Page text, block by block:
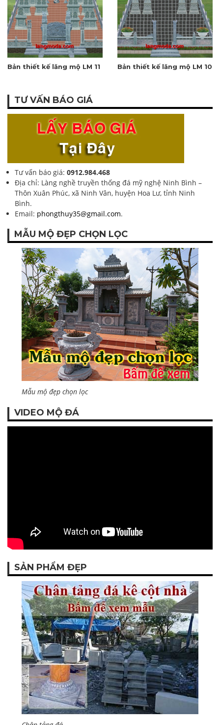
Bản thiết kế lăng mộ LM 11 Bản thiết kế lăng mộ LM 10
TƯ VẤN BÁO GIÁ
Tư vấn báo giá: 0912.984.468
Địa chỉ: Làng nghề truyền thống đá mỹ nghệ Ninh Bình –
Thôn Xuân Phúc, xã Ninh Vân, huyện Hoa Lư, tỉnh Ninh
Bình.
Email: phongthuy35@gmail.com.
MẪU MỘ ĐẸP CHỌN LỌC
Mẫu mộ đẹp chọn lọc
VIDEO MỘ ĐÁ
SẢN PHẨM ĐẸP